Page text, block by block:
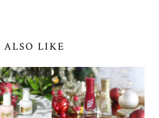
LIKE